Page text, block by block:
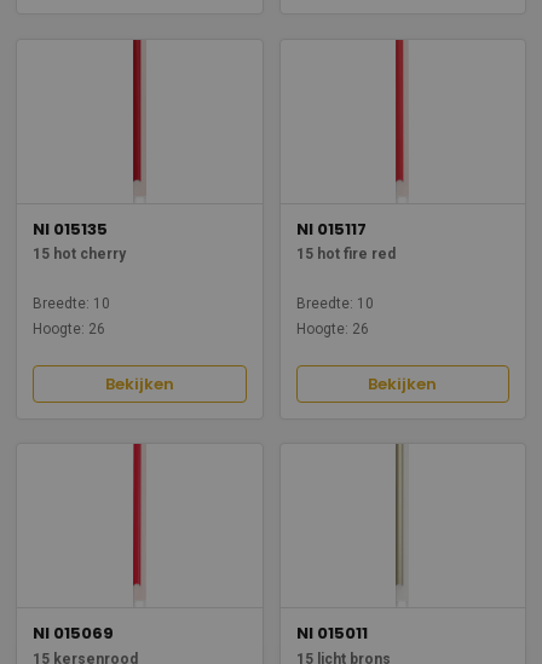
NI 015135
15 hot cherry
Breedte: 10
Hoogte: 26
Bekijken
NI 015117
15 hot fire red
Breedte: 10
Hoogte: 26
Bekijken
NI 015069
15 kersenrood
NI 015011
15 licht brons